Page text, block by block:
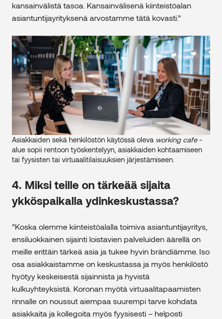
kansainvälistä tasoa. Kansainvälisenä kiinteistöalan
asiantuntijayrityksenä arvostamme tätä kovasti.”
Asiakkaiden sekä henkilöstön käytössä oleva working cafe-
alue sopii rentoon työskentelyyn, asiakkaiden kohtaamiseen
tai fyysisten tai virtuaalitilaisuuksien järjestämiseen.
4. Miksi teille on tärkeää sijaita
ykköspaikalla ydinkeskustassa?
”Koska olemme kiinteistöalalla toimiva asiantuntijayritys,
ensiluokkainen sijainti loistavien palveluiden äärellä on
meille erittäin tärkeä asia ja tukee hyvin brändiämme. Iso
osa asiakkaistamme on keskustassa ja myös henkilöstö
hyötyy keskeisestä sijainnista ja hyvistä
kulkuyhteyksistä. Koronan myötä virtuaalitapaamisten
rinnalle on noussut aiempaa suurempi tarve kohdata
asiakkaita ja kollegoita myös fyysisesti – helposti